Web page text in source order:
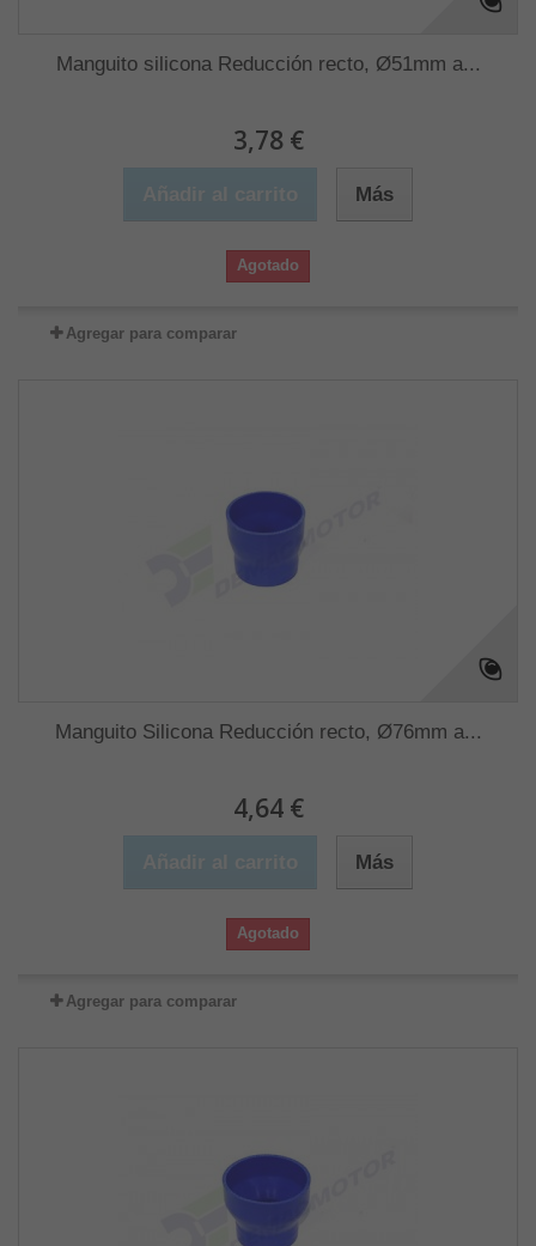
Manguito silicona Reducción recto, Ø51mm a...
3,78 €
Más
Agotado
Agregar para comparar
Manguito Silicona Reducción recto, Ø76mm a...
4,64 €
Más
Agotado
Agregar para comparar